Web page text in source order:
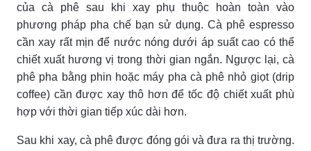
của cà phê sau khi xay phụ thuộc hoàn toàn vào
phương pháp pha chế bạn sử dụng. Cà phê espresso
cần xay rất mịn để nước nóng dưới áp suất cao có thể
chiết xuất hương vị trong thời gian ngắn. Ngược lại, cà
phê pha bằng phin hoặc máy pha cà phê nhỏ giọt (drip
coffee) cần được xay thô hơn để tốc độ chiết xuất phù
hợp với thời gian tiếp xúc dài hơn.
Sau khi xay, cà phê được đóng gói và đưa ra thị trường.